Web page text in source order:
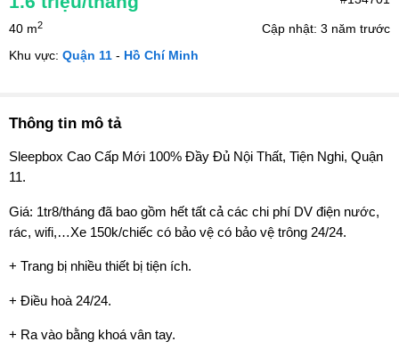
40 m2
Cập nhật: 3 năm trước
Khu vực: Quận 11 - Hồ Chí Minh
Thông tin mô tả
Sleepbox Cao Cấp Mới 100% Đầy Đủ Nội Thất, Tiện Nghi, Quận
11.
Giá: 1tr8/tháng đã bao gồm hết tất cả các chi phí DV điện nước,
rác, wifi,…Xe 150k/chiếc có bảo vệ có bảo vệ trông 24/24.
+ Trang bị nhiều thiết bị tiện ích.
+ Điều hoà 24/24.
+ Ra vào bằng khoá vân tay.